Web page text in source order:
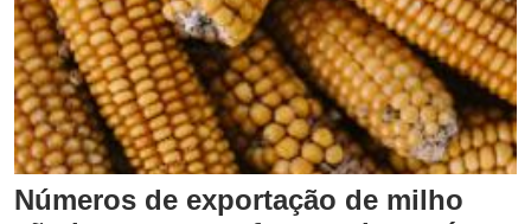
Números de exportação de milho